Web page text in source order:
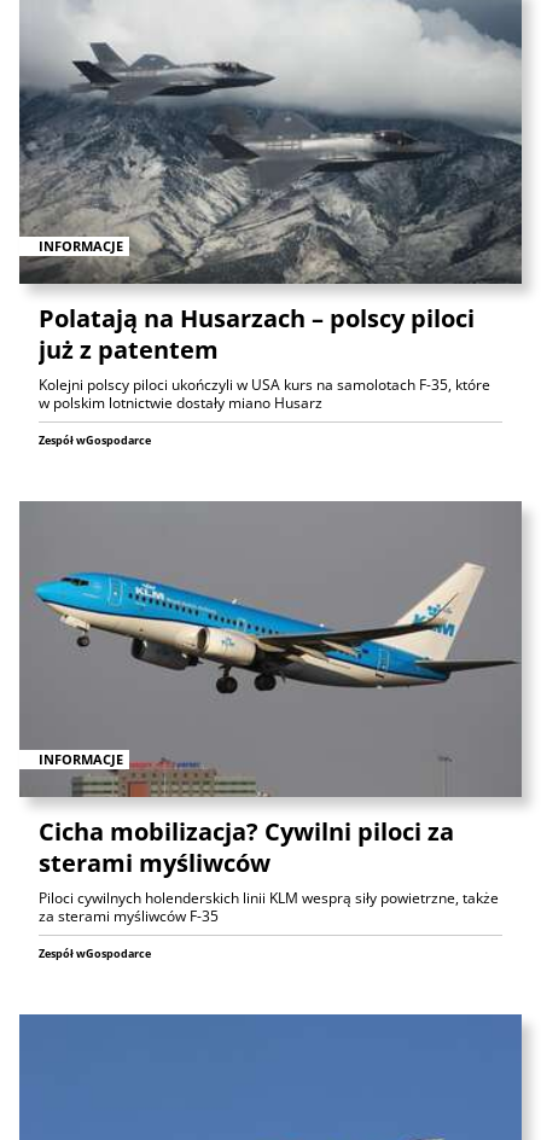
INFORMACJE
Polatają na Husarzach – polscy piloci
już z patentem
Kolejni polscy piloci ukończyli w USA kurs na samolotach F-35, które
w polskim lotnictwie dostały miano Husarz
Zespół wGospodarce
INFORMACJE
Cicha mobilizacja? Cywilni piloci za
sterami myśliwców
Piloci cywilnych holenderskich linii KLM wesprą siły powietrzne, także
za sterami myśliwców F-35
Zespół wGospodarce